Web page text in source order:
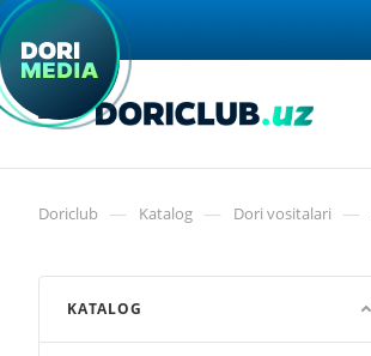
Doriclub — Katalog — Dori vositalari —
KATALOG